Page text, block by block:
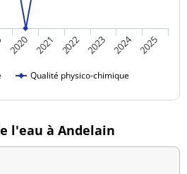
Qualité physico-chimique
2020 2021 2022 2023 2024 2025
l'eau à Andelain